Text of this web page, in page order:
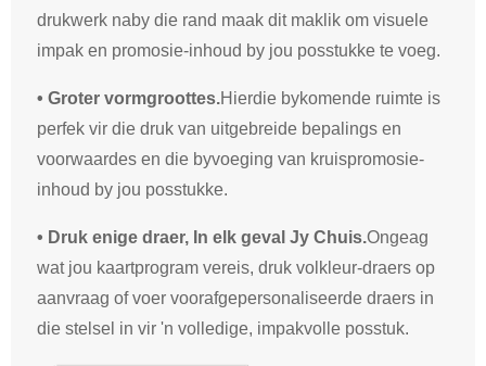
drukwerk naby die rand maak dit maklik om visuele
impak en promosie-inhoud by jou posstukke te voeg.
• Groter vormgroottes.Hierdie bykomende ruimte is
perfek vir die druk van uitgebreide bepalings en
voorwaardes en die byvoeging van kruispromosie-
inhoud by jou posstukke.
• Druk enige draer, In elk geval Jy C huis.Ongeag
wat jou kaartprogram vereis, druk volkleur-draers op
aanvraag of voer voorafgepersonaliseerde draers in
die stelsel in vir 'n volledige, impakvolle posstuk.